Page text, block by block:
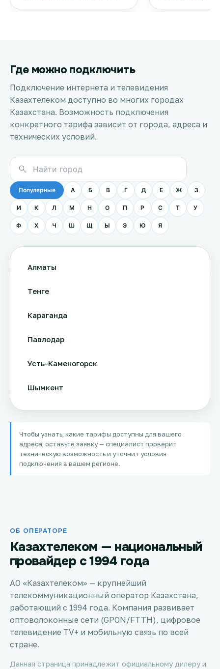
Где можно подключить
Подключение интернета и телевидения
Казахтелеком доступно во многих городах
Казахстана. Возможность подключения
конкретного тарифа зависит от города, адреса и
технических условий.
Популярные А Б В Г Д Е Ж З
И К Л М Н О П Р С Т У
Ф Х Ч Ш Щ Ы Э Ю Я
Алматы
Тенге
Караганда
Павлодар
Усть-Каменогорск
Шымкент
Актау
Соколов
Петропавловск
Темиртау
Тараз
Зеленое
Атырау
Чтобы узнать, какие тарифы доступны для вашего
адреса, оставьте заявку — специалист проверит
техническую возможность и уточнит условия
подключения в вашем регионе.
ОБ ОПЕРАТОРЕ
Казахтелеком — национальный
провайдер с 1994 года
АО «Казахтелеком» — крупнейший
телекоммуникационный оператор Казахстана,
работающий с 1994 года. Компания развивает
оптоволоконные сети (GPON/FTTH), цифровое
телевидение TV+ и мобильную связь по всей
стране.
Данная страница принадлежит официальному дилеру и